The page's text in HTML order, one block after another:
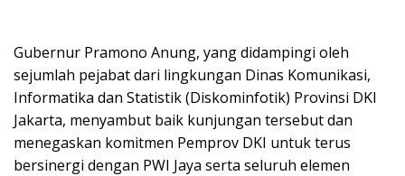
Gubernur Pramono Anung, yang didampingi oleh
sejumlah pejabat dari lingkungan Dinas Komunikasi,
Informatika dan Statistik (Diskominfotik) Provinsi DKI
Jakarta, menyambut baik kunjungan tersebut dan
menegaskan komitmen Pemprov DKI untuk terus
bersinergi dengan PWI Jaya serta seluruh elemen